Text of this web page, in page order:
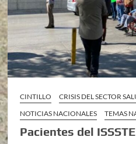
CINTILLO CRISIS DEL SECTOR
NOTICIAS NACIONALES
TEMAS
Pacientes del